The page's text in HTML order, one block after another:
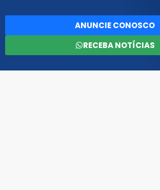
ANUNCIE CONOSCO
RECEBA NOTÍCIAS